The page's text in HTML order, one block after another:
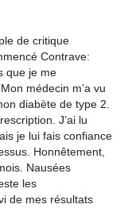
de critique
Contrave:
que je me
médecin m’a vu
diabète de type 2.
J’ai lu
je lui fais confiance
Honnêtement,
Nausées
les
de mes résultats